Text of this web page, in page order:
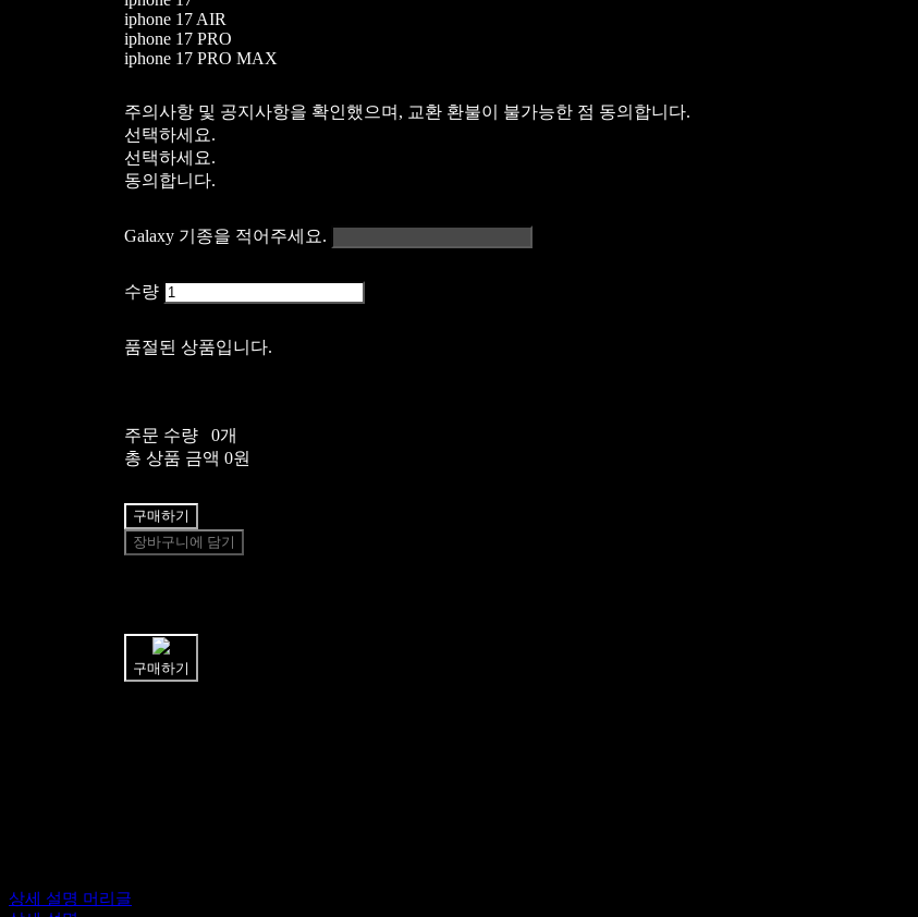
iphone 17 AIR
iphone 17 PRO
iphone 17 PRO MAX
주의사항 및 공지사항을 확인했으며, 교환 환불이 불가능한 점 동의합니다.
선택하세요.
선택하세요.
동의합니다.
Galaxy 기종을 적어주세요.
수량
품절된 상품입니다.
주문 수량
0개
총 상품 금액 0원
구매하기
장바구니에 담기
구매하기
상세 설명 머리글